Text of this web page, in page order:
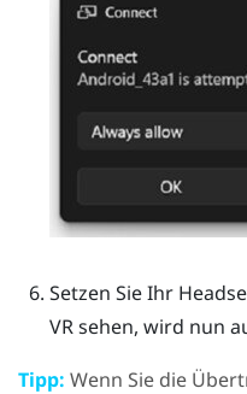
Setzen Sie Ihr
VR sehen, wird nun
Tipp: Wenn Sie die